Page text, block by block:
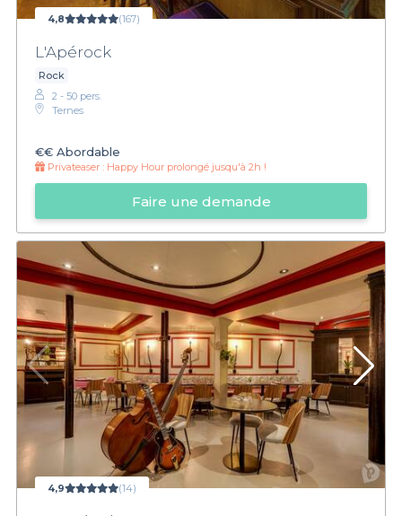
4,8 (167)
L'Apérock
Rock
2 - 50 pers.
Ternes
€€ Abordable
Privateaser : Happy Hour prolongé jusqu'à 2h !
Faire une demande
4,9 (14)